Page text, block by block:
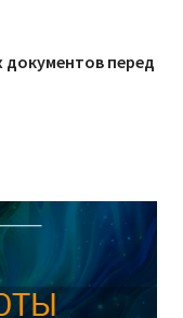
документов перед